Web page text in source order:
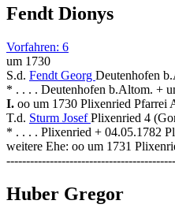
Fendt Dionys
Vorfahren: 6
um 1730
S.d. Fendt Georg Deutenhofen
* . . . . Deutenhofen b.Altom. +
I. oo um 1730 Plixenried Pfarrei
T.d. Sturm JosefPlixenried 4
* . . . . Plixenried + 04.05.1782
weitere Ehe: oo um 1731
Huber Gregor